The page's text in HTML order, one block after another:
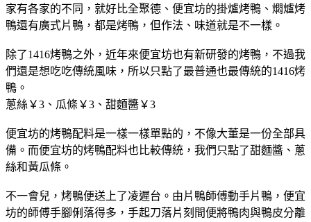
家有各家的不同，就好比全聚德、便宜坊的掛爐烤鴨、燜爐烤
鴨還有廣式片鴨，都是烤鴨，但作法、味道就是不一樣。
除了1416烤鴨之外，近年來便宜坊也有新研發的烤鴨，不過我
們還是想吃吃傳統風味，所以只點了最普通也最傳統的1416烤
鴨。
蔥絲￥3、瓜條￥3、甜麵醬￥3
便宜坊的烤鴨配料是一樣一樣單點的，不像大董是一份全部具
備。而便宜坊的烤鴨配料也比較傳統，我們只點了甜麵醬、蔥
絲和黃瓜條。
不一會兒，烤鴨便送上了凌遲台。由片鴨師傅動手片鴨，便宜
坊的師傅手腳俐落得多，手起刀落片刻間便將鴨肉與鴨皮分離